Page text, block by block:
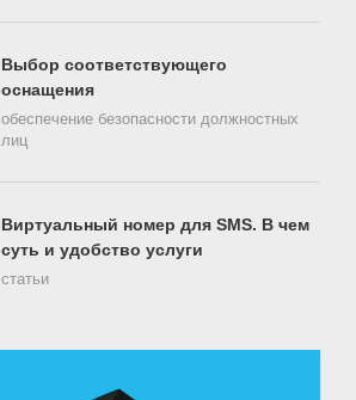
Выбор соответствующего
оснащения
обеспечение безопасности должностных
лиц
Виртуальный номер для SMS. В чем
суть и удобство услуги
статьи